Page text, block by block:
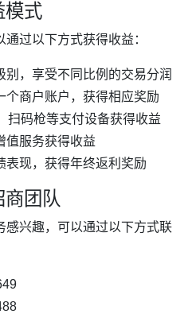
模式
过以下方式获得收益：
别，享受不同比例的交易分润
个商户账户，获得相应奖励
扫码枪等支付设备获得收益
值服务获得收益
表现，获得年终返利奖励
团队
感兴趣，可以通过以下方式联